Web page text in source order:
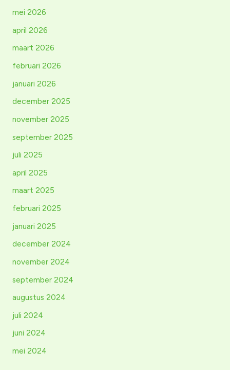
mei 2026
april 2026
maart 2026
februari 2026
januari 2026
december 2025
november 2025
september 2025
juli 2025
april 2025
maart 2025
februari 2025
januari 2025
december 2024
november 2024
september 2024
augustus 2024
juli 2024
juni 2024
mei 2024